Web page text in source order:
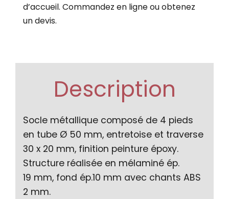
d’accueil. Commandez en ligne ou obtenez
un devis.
Description
Socle métallique composé de 4 pieds
en tube Ø 50 mm, entretoise et traverse
30 x 20 mm, finition peinture époxy.
Structure réalisée en mélaminé ép.
19 mm, fond ép.10 mm avec chants ABS
2 mm.